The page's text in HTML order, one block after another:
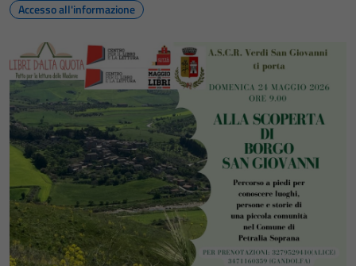
Accesso all'informazione